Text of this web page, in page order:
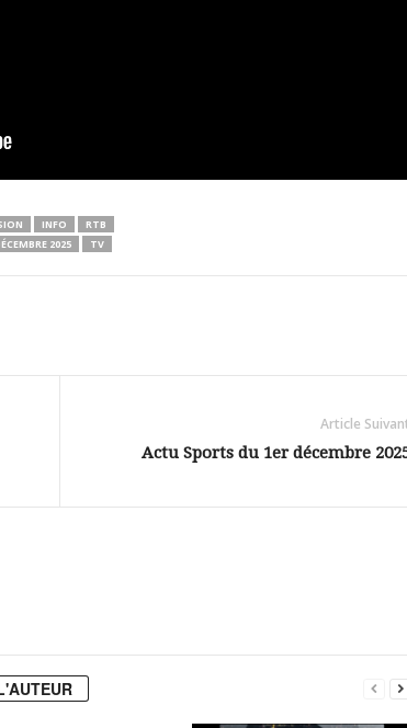
INFO
RTB
2025
TV
Article
Actu Sports du 1er décembre